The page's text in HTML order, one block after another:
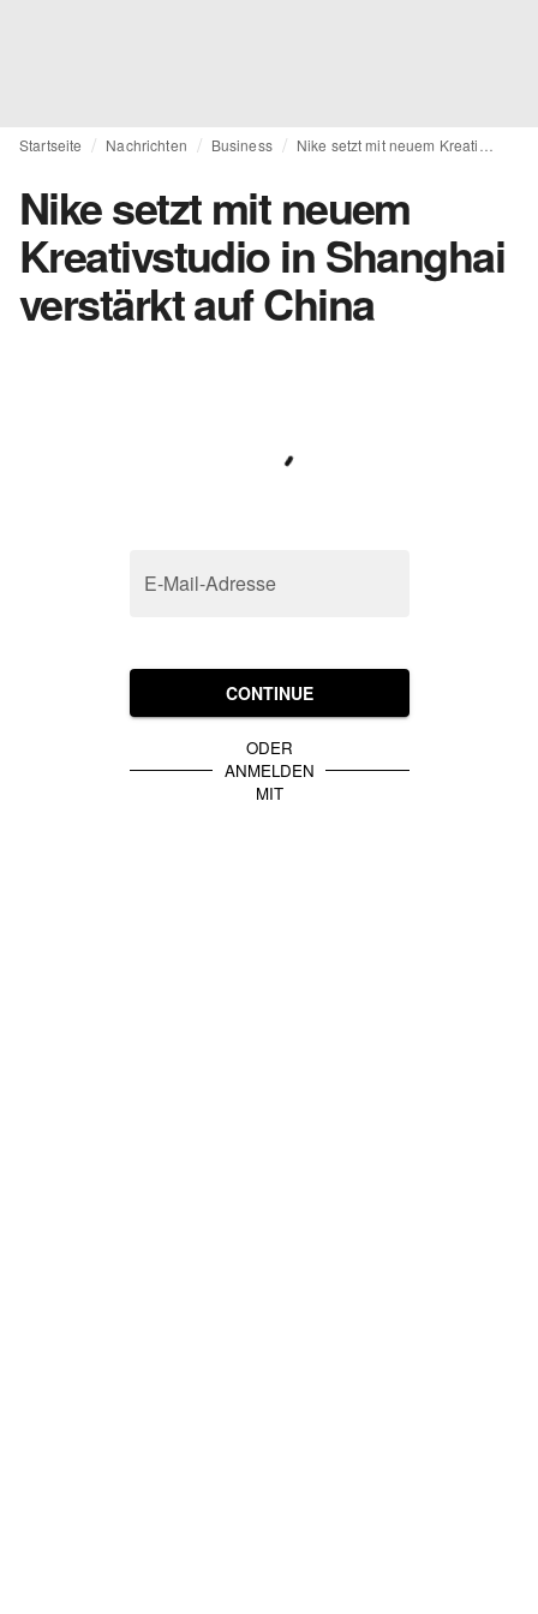
Startseite Nachrichten Business
Nike setzt mit neuem
Kreativstudio in Shanghai
verstärkt auf China
E-Mail-Adresse
CONTINUE
ODER
ANMELDEN
MIT